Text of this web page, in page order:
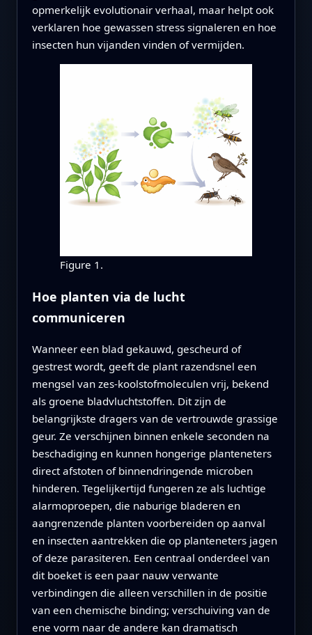
opmerkelijk evolutionair verhaal, maar helpt ook
verklaren hoe gewassen stress signaleren en hoe
insecten hun vijanden vinden of vermijden.
Figure 1.
Hoe planten via de lucht
communiceren
Wanneer een blad gekauwd, gescheurd of
gestrest wordt, geeft de plant razendsnel een
mengsel van zes-koolstofmoleculen vrij, bekend
als groene bladvluchtstoffen. Dit zijn de
belangrijkste dragers van de vertrouwde grassige
geur. Ze verschijnen binnen enkele seconden na
beschadiging en kunnen hongerige planteneters
direct afstoten of binnendringende microben
hinderen. Tegelijkertijd fungeren ze als luchtige
alarmoproepen, die naburige bladeren en
aangrenzende planten voorbereiden op aanval
en insecten aantrekken die op planteneters jagen
of deze parasiteren. Een centraal onderdeel van
dit boeket is een paar nauw verwante
verbindingen die alleen verschillen in de positie
van een chemische binding; verschuiving van de
ene vorm naar de andere kan dramatisch